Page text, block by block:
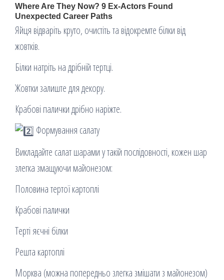
Яйця відваріть круто, очистіть та відокремте білки від
жовтків.
Білки натріть на дрібній тертці.
Жовтки залиште для декору.
Крабові палички дрібно наріжте.
Формування салату
Викладайте салат шарами у такій послідовності, кожен шар
злегка змащуючи майонезом:
Половина тертої картоплі
Крабові палички
Терті яєчні білки
Решта картоплі
Морква (можна попередньо злегка змішати з майонезом)